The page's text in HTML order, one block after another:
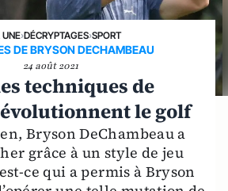
›DÉCRYPTAGES›SPORT
DE BRYSON DECHAMBEAU
24 août 2021
techniques de
le golf
Bryson DeChambeau a
grâce à un style de jeu
ce qui a permis à Bryson